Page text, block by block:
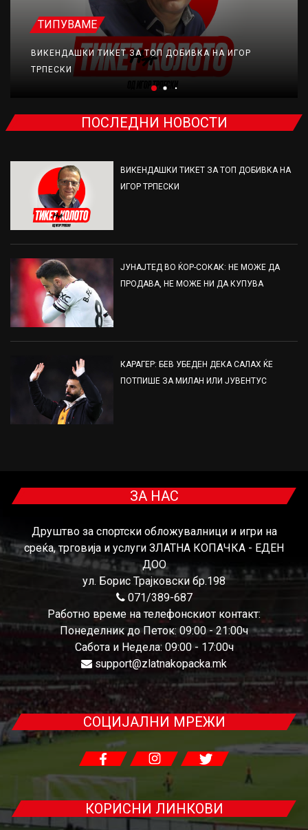
ТИПУВАМЕ
ВИКЕНДАШКИ ТИКЕТ ЗА ТОП ДОБИВКА НА ИГОР
ТРПЕСКИ
ПОСЛЕДНИ НОВОСТИ
ВИКЕНДАШКИ ТИКЕТ ЗА ТОП ДОБИВКА НА
ИГОР ТРПЕСКИ
ЈУНАЈТЕД ВО ЌОР-СОКАК: НЕ МОЖЕ ДА
ПРОДАВА, НЕ МОЖЕ НИ ДА КУПУВА
КАРАГЕР: БЕВ УБЕДЕН ДЕКА САЛАХ ЌЕ
ПОТПИШЕ ЗА МИЛАН ИЛИ ЈУВЕНТУС
ЗА НАС
Друштво за спортски обложувалници и игри на
среќа, трговија и услуги ЗЛАТНА КОПАЧКА - ЕДЕН
ДОО
ул. Борис Трајковски бр.198
071/389-687
Работно време на телефонскиот контакт:
Понеделник до Петок: 09:00 - 21:00ч
Сабота и Недела: 09:00 - 17:00ч
support@zlatnakopacka.mk
СОЦИЈАЛНИ МРЕЖИ
КОРИСНИ ЛИНКОВИ